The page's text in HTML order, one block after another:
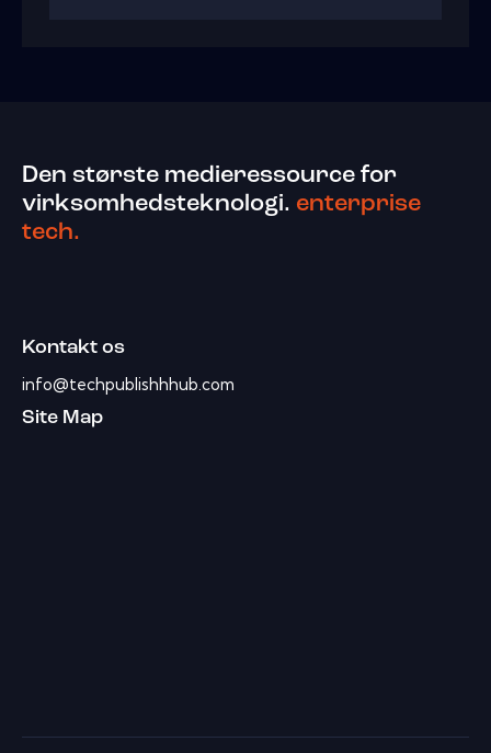
Den største medieressource for
virksomhedsteknologi. enterprise
tech.
Kontakt os
info@techpublishhhub.com
Site Map